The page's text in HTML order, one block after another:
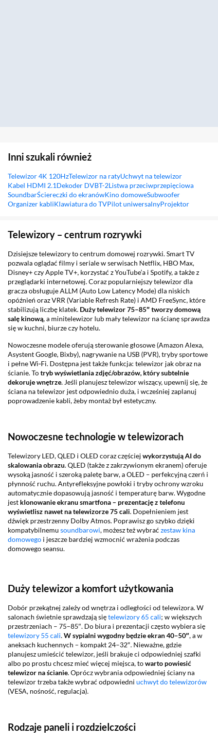
Inni szukali również
Telewizor 4K 120HzTelewizor na ratyUchwyt na telewizor
Kabel HDMI 2.1Dekoder DVBT-2Listwa przeciwprzepięciowa
SoundbarŚciereczki do ekranówKino domoweSubwoofer
Organizer kabliKlawiatura do TVPilot uniwersalnyProjektor
Telewizory – centrum rozrywki
Dzisiejsze telewizory to centrum domowej rozrywki. Smart TV
pozwala oglądać filmy i seriale w serwisach Netflix, HBO Max,
Disney+ czy Apple TV+, korzystać z YouTube’a i Spotify, a także z
przeglądarki internetowej. Coraz popularniejszy telewizor dla
gracza obsługuje ALLM (Auto Low Latency Mode) dla niskich
opóźnień oraz VRR (Variable Refresh Rate) i AMD FreeSync, które
stabilizują liczbę klatek. Duży telewizor 75–85″ tworzy domową
salę kinową, a minitelewizor lub mały telewizor na ścianę sprawdza
się w kuchni, biurze czy hotelu.
Nowoczesne modele oferują sterowanie głosowe (Amazon Alexa,
Asystent Google, Bixby), nagrywanie na USB (PVR), tryby sportowe
i pełne Wi‑Fi. Dostępna jest także funkcja: telewizor jak obraz na
ścianie. Totryb wyświetlania zdjęć/obrazów, który subtelnie
dekoruje wnętrze. Jeśli planujesz telewizor wiszący, upewnij się, że
ściana na telewizor jest odpowiednio duża, i wcześniej zaplanuj
poprowadzenie kabli, żeby montaż był estetyczny.
Nowoczesne technologie w telewizorach
Telewizory LED, QLED i OLED coraz częściej wykorzystują AI do
skalowania obrazu. QLED (także z zakrzywionym ekranem) oferuje
wysoką jasność i szeroką paletę barw, a OLED – perfekcyjną czerń i
płynność ruchu. Antyrefleksyjne powłoki i tryby ochrony wzroku
automatycznie dopasowują jasność i temperaturę barw. Wygodne
jest klonowanie ekranu smartfona – prezentację z telefonu
wyświetlisz nawet na telewizorze 75 cali. Dopełnieniem jest
dźwięk przestrzenny Dolby Atmos. Poprawisz go szybko dzięki
kompatybilnemu soundbarowi, możesz też wybrać zestaw kina
domowego i jeszcze bardziej wzmocnić wrażenia podczas
domowego seansu.
Duży telewizor a komfort użytkowania
Dobór przekątnej zależy od wnętrza i odległości od telewizora. W
salonach świetnie sprawdzają siętelewizory 65 cali; w większych
przestrzeniach – 75–85″. Do biura i prezentacji często wybiera się
telewizory 55 cali.W sypialni wygodny będzie ekran 40–50″, a w
aneksach kuchennych – kompakt 24–32″. Nieważne, gdzie
planujesz umieścić telewizor, jeśli brakuje ci odpowiedniej szafki
albo po prostu chcesz mieć więcej miejsca, towarto powiesić
telewizor na ścianie. Oprócz wybrania odpowiedniej ściany na
telewizor trzeba także wybrać odpowiedni uchwyt do telewizorów
(VESA, nośność, regulacja).
Rodzaje paneli i rozdzielczości